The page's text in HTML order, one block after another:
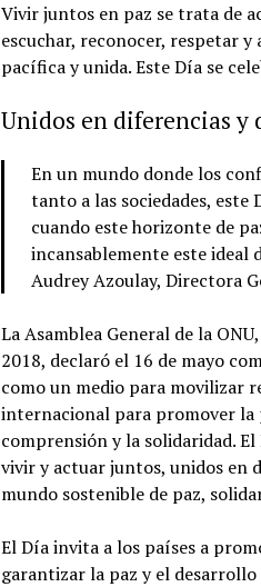
Vivir juntos en paz se trata de
escuchar, reconocer, respetar
pacífica y unida. Este Día se
Unidos en diferencias y
En un mundo donde los
tanto a las sociedades, este
cuando este horizonte de
incansablemente este ideal
Audrey Azoulay, Directora
La Asamblea General de la
2018, declaró el 16 de mayo
como un medio para movilizar
internacional para promover la
comprensión y la solidaridad.
vivir y actuar juntos, unidos en
mundo sostenible de paz,
El Día invita a los países a
garantizar la paz y el